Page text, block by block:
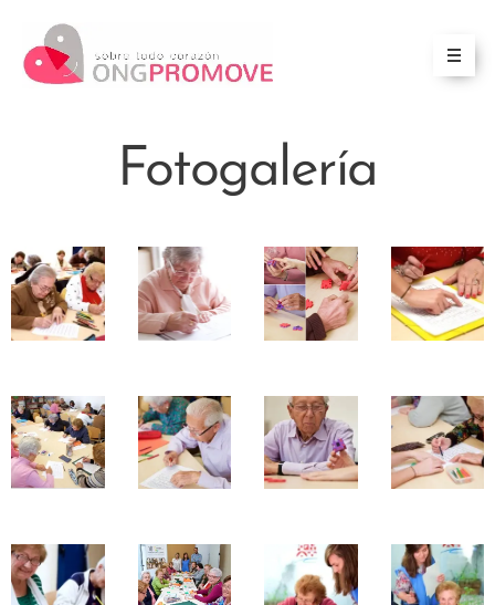
Fotogalería